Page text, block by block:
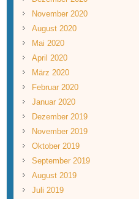
November 2020
August 2020
Mai 2020
April 2020
März 2020
Februar 2020
Januar 2020
Dezember 2019
November 2019
Oktober 2019
September 2019
August 2019
Juli 2019